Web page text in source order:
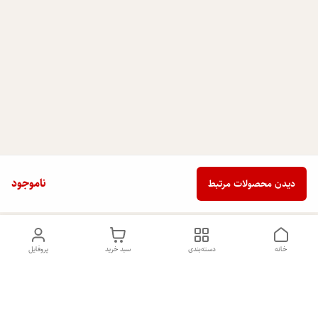
ناموجود دیدن محصولات مرتبط
پروفایل سبد خرید دسته‌بندی خانه